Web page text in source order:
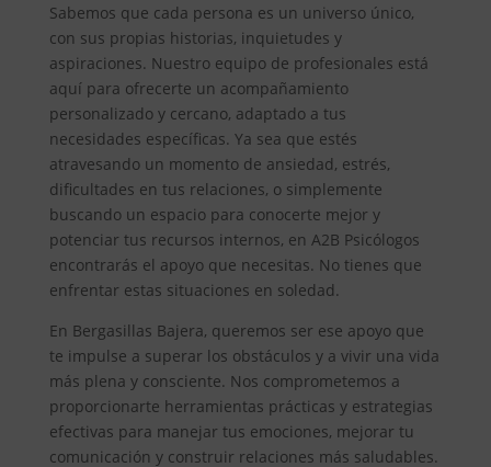
Sabemos que cada persona es un universo único,
con sus propias historias, inquietudes y
aspiraciones. Nuestro equipo de profesionales está
aquí para ofrecerte un acompañamiento
personalizado y cercano, adaptado a tus
necesidades específicas. Ya sea que estés
atravesando un momento de ansiedad, estrés,
dificultades en tus relaciones, o simplemente
buscando un espacio para conocerte mejor y
potenciar tus recursos internos, en A2B Psicólogos
encontrarás el apoyo que necesitas. No tienes que
enfrentar estas situaciones en soledad.
En Bergasillas Bajera, queremos ser ese apoyo que
te impulse a superar los obstáculos y a vivir una vida
más plena y consciente. Nos comprometemos a
proporcionarte herramientas prácticas y estrategias
efectivas para manejar tus emociones, mejorar tu
comunicación y construir relaciones más saludables.